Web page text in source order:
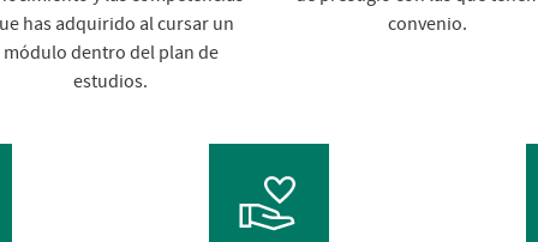
has adquirido al cursar un
módulo dentro del plan de
estudios.
convenio.